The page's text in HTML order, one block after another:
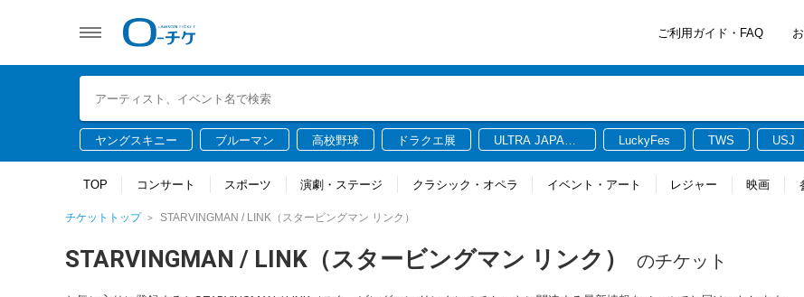
ご利用ガイド・FAQ
ヤングスキニー ブルーマン 高校野球 ドラクエ展
ULTRA JAPAN
LuckyFes TWS USJ
TOP コンサート スポーツ 演劇・ステージ クラシック・オペラ イベント・アート レジャー 映画
チケットトップ STARVINGMAN / LINK（スタービングマン リンク）
STARVINGMAN / LINK（スタービングマン リンク） のチケット